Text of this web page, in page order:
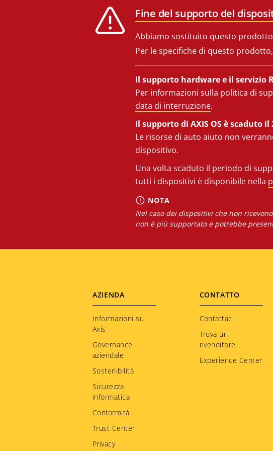
Fine del supporto del
Abbiamo sostituito questo
Per le specifiche di questo
Il supporto hardware e il servizio
Per informazioni sulla politica di
data di interruzione.
Il supporto di AXIS OS è scaduto il
Le risorse di auto aiuto non
dispositivo.
Una volta scaduto il periodo di
tutti i dispositivi è disponibile nella
NOTA
Nel caso dei dispositivi che non
non è più supportato e potrebbe
Footer
menu
AZIENDA
Informazioni su
Axis
Governance
aziendale
Sostenibilità
Sicurezza
informatica
Conformità
Trust Center
Privacy
CONTATTO
Contattaci
Trova un
rivenditore
Experience Center